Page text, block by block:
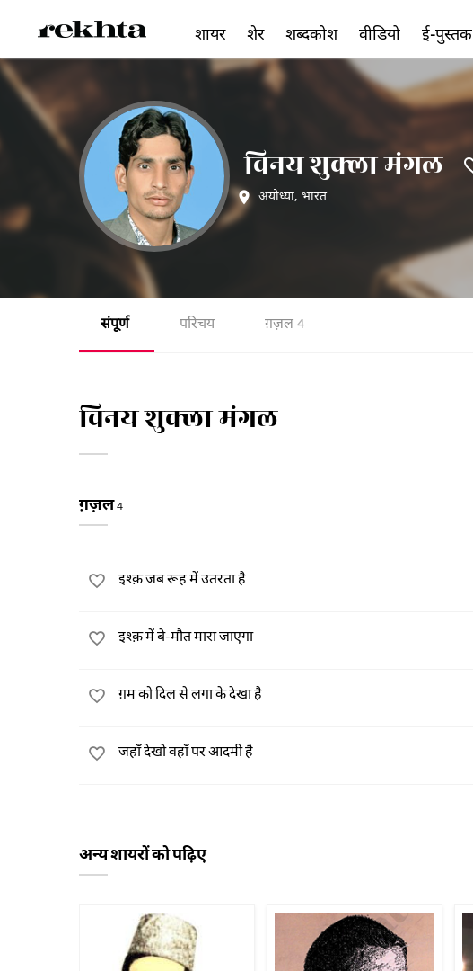
विनय शुक्ला मंगल
अयोध्या, भारत
संपूर्ण परिचय ग़ज़ल 4
विनय शुक्ला मंगल
ग़ज़ल4
इश्क़ जब रूह में उतरता है
इश्क़ में बे-मौत मारा जाएगा
ग़म को दिल से लगा के देखा है
जहाँ देखो वहाँ पर आदमी है
अन्य शायरों को पढ़िए
शायर शेर शब्दकोश वीडियो ई-पुस्तक